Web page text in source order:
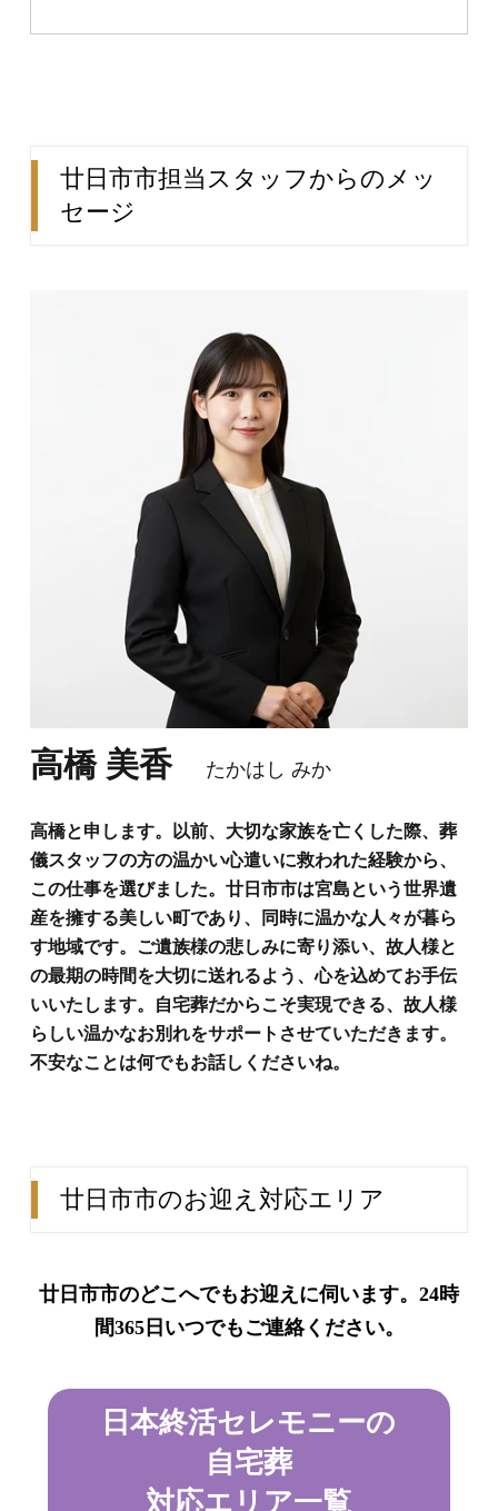
廿日市市担当スタッフからのメッ
セージ
高橋 美香 たかはし みか
高橋と申します。以前、大切な家族を亡くした際、葬
儀スタッフの方の温かい心遣いに救われた経験から、
この仕事を選びました。廿日市市は宮島という世界遺
産を擁する美しい町であり、同時に温かな人々が暮ら
す地域です。ご遺族様の悲しみに寄り添い、故人様と
の最期の時間を大切に送れるよう、心を込めてお手伝
いいたします。自宅葬だからこそ実現できる、故人様
らしい温かなお別れをサポートさせていただきます。
不安なことは何でもお話しくださいね。
廿日市市のお迎え対応エリア
廿日市市のどこへでもお迎えに伺います。24時
間365日いつでもご連絡ください。
日本終活セレモニーの
自宅葬
対応エリア一覧